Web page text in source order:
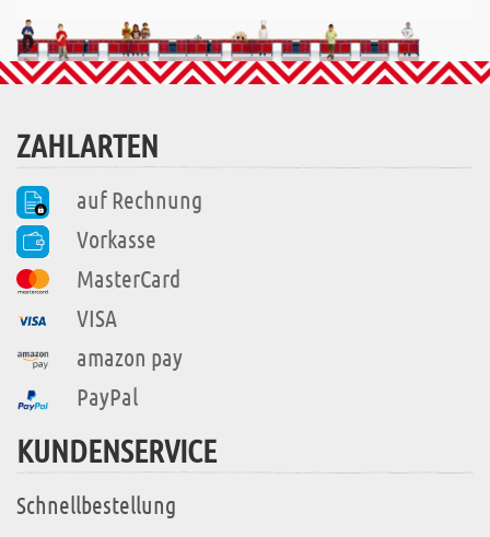
ZAHLARTEN
auf Rechnung
Vorkasse
MasterCard
VISA
amazon pay
PayPal
KUNDENSERVICE
Schnellbestellung